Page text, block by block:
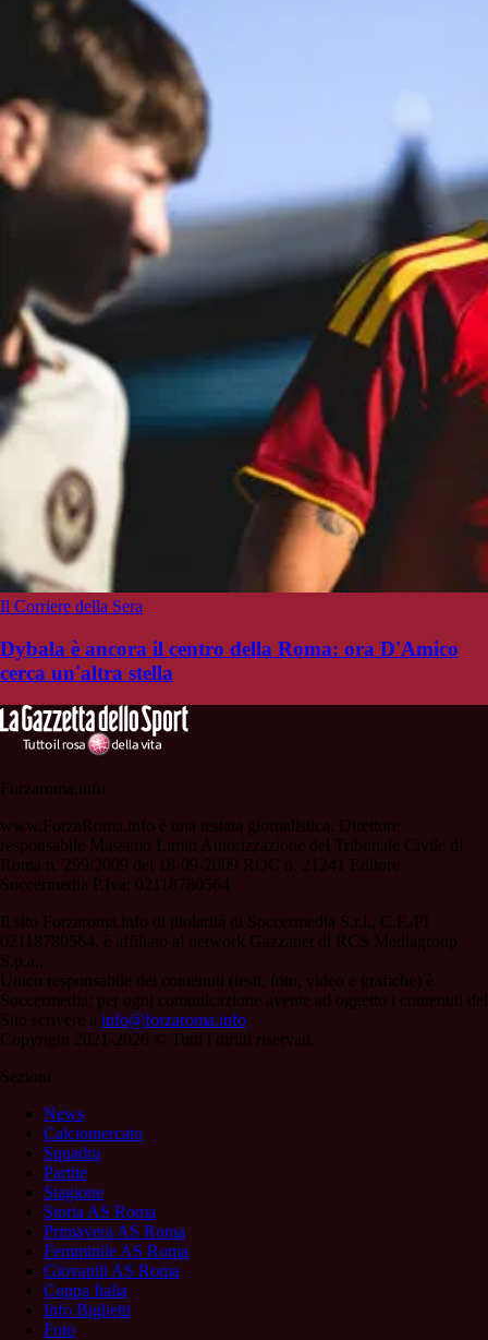
Il Corriere della Sera
Dybala è ancora il centro della Roma: ora D'Amico
cerca un'altra stella
Forzaroma.info
www.ForzaRoma.info è una testata giornalistica. Direttore
responsabile Massimo Limiti Autorizzazione del Tribunale Civile di
Roma n. 299/2009 del 18-09-2009 ROC n. 21241 Editore
Soccermedia P.Iva: 02118780564
Il sito Forzaroma.info di titolarità di Soccermedia S.r.l., C.F./PI
02118780564, è affiliato al network Gazzanet di RCS Mediagroup
S.p.a..
Unico responsabile dei contenuti (testi, foto, video e grafiche) è
Soccermedia; per ogni comunicazione avente ad oggetto i contenuti del
Sito scrivere a info@forzaroma.info
Copyright 2021-2026 © Tutti i diritti riservati.
Sezioni
News
Calciomercato
Squadra
Partite
Stagione
Storia AS Roma
Primavera AS Roma
Femminile AS Roma
Giovanili AS Roma
Coppa Italia
Info Biglietti
Foto